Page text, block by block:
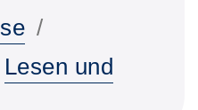
Lesen und